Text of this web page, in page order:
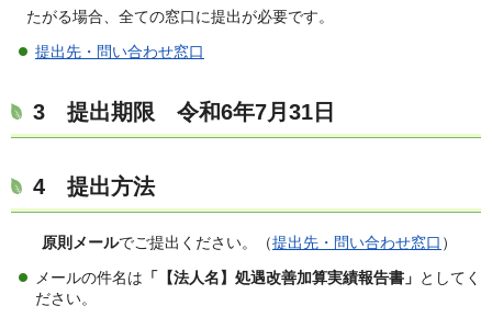
たがる場合、全ての窓口に提出が必要です。
提出先・問い合わせ窓口
3 提出期限 令和6年7月31日
4 提出方法
原則メールでご提出ください。（提出先・問い合わせ窓口 ）
メールの件名は 「【法人名】処遇改善加算実績報告書」 としてく
ださい。